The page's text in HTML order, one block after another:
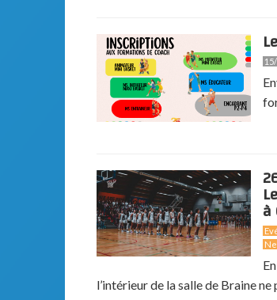
à
l’intérieur de la salle de Braine